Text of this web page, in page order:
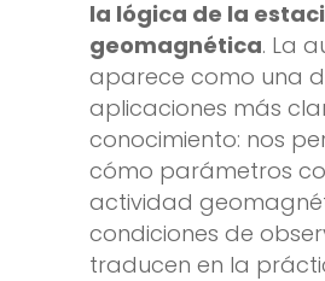
la lógica de la
geomagnética. La
aparece como una
aplicaciones más
conocimiento: nos
cómo parámetros
actividad
condiciones de
traducen en la